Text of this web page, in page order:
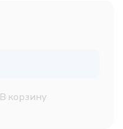
В корзину